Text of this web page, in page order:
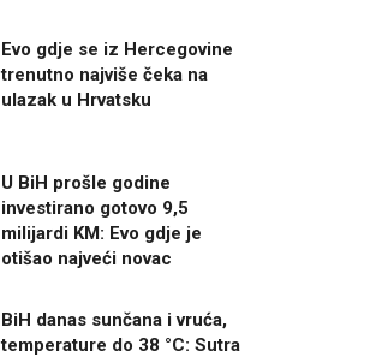
Evo gdje se iz Hercegovine
trenutno najviše čeka na
ulazak u Hrvatsku
U BiH prošle godine
investirano gotovo 9,5
milijardi KM: Evo gdje je
otišao najveći novac
BiH danas sunčana i vruća,
temperature do 38 °C: Sutra